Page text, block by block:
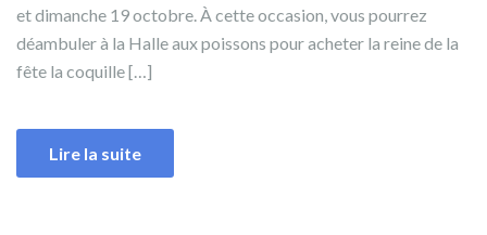
et dimanche 19 octobre. À cette occasion, vous pourrez
déambuler à la Halle aux poissons pour acheter la reine de la
fête la coquille […]
Lire la suite